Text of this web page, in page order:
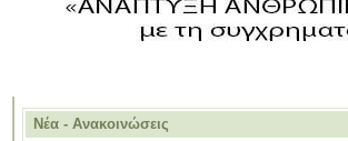
Νέα - Ανακοινώσεις